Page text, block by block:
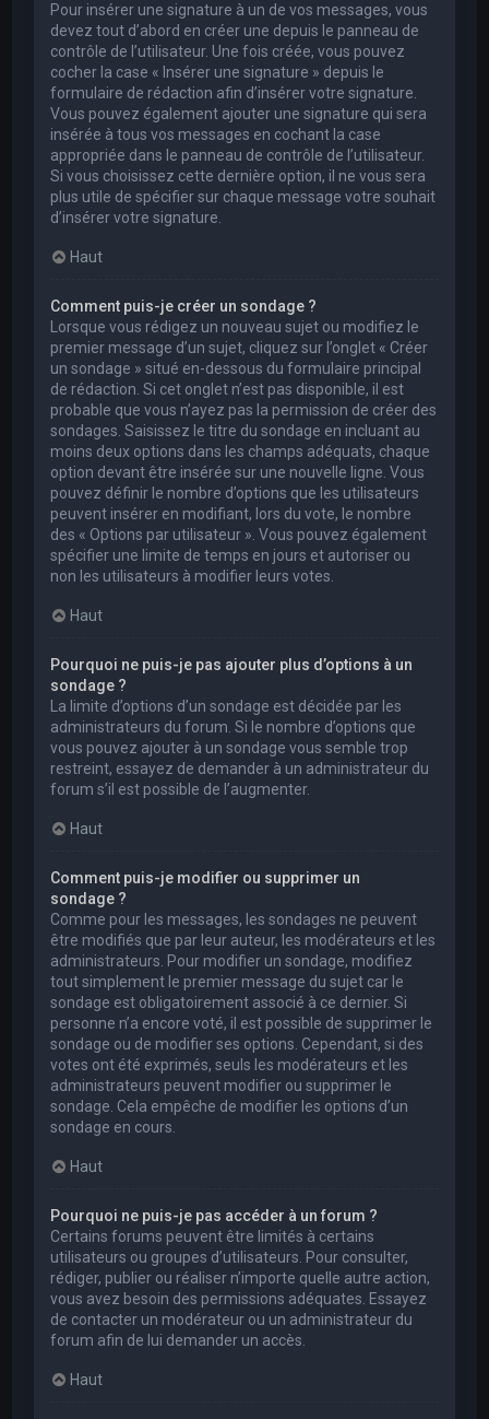
Pour insérer une signature à un de vos messages, vous
devez tout d’abord en créer une depuis le panneau de
contrôle de l’utilisateur. Une fois créée, vous pouvez
cocher la case « Insérer une signature » depuis le
formulaire de rédaction afin d’insérer votre signature.
Vous pouvez également ajouter une signature qui sera
insérée à tous vos messages en cochant la case
appropriée dans le panneau de contrôle de l’utilisateur.
Si vous choisissez cette dernière option, il ne vous sera
plus utile de spécifier sur chaque message votre souhait
d’insérer votre signature.
Haut
Comment puis-je créer un sondage ?
Lorsque vous rédigez un nouveau sujet ou modifiez le
premier message d’un sujet, cliquez sur l’onglet « Créer
un sondage » situé en-dessous du formulaire principal
de rédaction. Si cet onglet n’est pas disponible, il est
probable que vous n’ayez pas la permission de créer des
sondages. Saisissez le titre du sondage en incluant au
moins deux options dans les champs adéquats, chaque
option devant être insérée sur une nouvelle ligne. Vous
pouvez définir le nombre d’options que les utilisateurs
peuvent insérer en modifiant, lors du vote, le nombre
des « Options par utilisateur ». Vous pouvez également
spécifier une limite de temps en jours et autoriser ou
non les utilisateurs à modifier leurs votes.
Haut
Pourquoi ne puis-je pas ajouter plus d’options à un
sondage ?
La limite d’options d’un sondage est décidée par les
administrateurs du forum. Si le nombre d’options que
vous pouvez ajouter à un sondage vous semble trop
restreint, essayez de demander à un administrateur du
forum s’il est possible de l’augmenter.
Haut
Comment puis-je modifier ou supprimer un
sondage ?
Comme pour les messages, les sondages ne peuvent
être modifiés que par leur auteur, les modérateurs et les
administrateurs. Pour modifier un sondage, modifiez
tout simplement le premier message du sujet car le
sondage est obligatoirement associé à ce dernier. Si
personne n’a encore voté, il est possible de supprimer le
sondage ou de modifier ses options. Cependant, si des
votes ont été exprimés, seuls les modérateurs et les
administrateurs peuvent modifier ou supprimer le
sondage. Cela empêche de modifier les options d’un
sondage en cours.
Haut
Pourquoi ne puis-je pas accéder à un forum ?
Certains forums peuvent être limités à certains
utilisateurs ou groupes d’utilisateurs. Pour consulter,
rédiger, publier ou réaliser n’importe quelle autre action,
vous avez besoin des permissions adéquates. Essayez
de contacter un modérateur ou un administrateur du
forum afin de lui demander un accès.
Haut